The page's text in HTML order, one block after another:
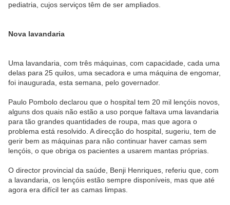
pediatria, cujos serviços têm de ser ampliados.
Nova lavandaria
Uma lavandaria, com três máquinas, com capacidade, cada u­ma
delas para 25 quilos, uma secadora e uma máquina de engomar,
foi inaugurada, esta semana, pelo governador.
Paulo Pombolo declarou que o hospital tem 20 mil lençóis novos,
alguns dos quais não estão a uso porque faltava uma lavandaria
para tão grandes quantidades de roupa, mas que agora o
problema está resolvido. A direcção do hospital, sugeriu, tem de
gerir bem as máquinas para não continuar haver camas sem
lençóis, o que obriga os pacientes a usarem mantas próprias.
O director provincial da saúde, Benji Henriques, referiu que, com
a lavandaria, os lençóis estão sempre disponíveis, mas que até
agora era difícil ter as camas limpas.